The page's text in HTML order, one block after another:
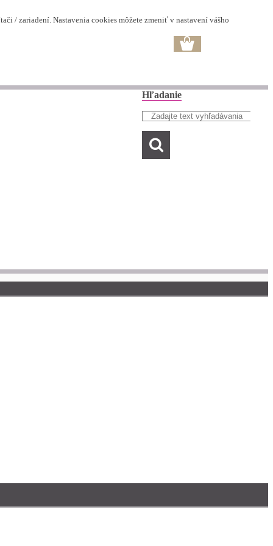
/ zariadení. Nastavenia cookies môžete zmeniť v nastavení vášho
Hľadanie